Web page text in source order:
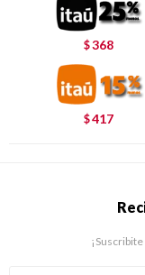
$368
$417